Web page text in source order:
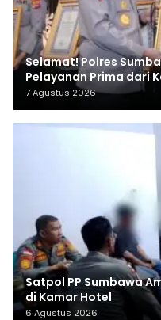
Selamat! Polres
Pelayanan Prima dari
7 Agustus 2026
Satpol PP Sumbawa
di Kamar Hotel
6 Agustus 2026